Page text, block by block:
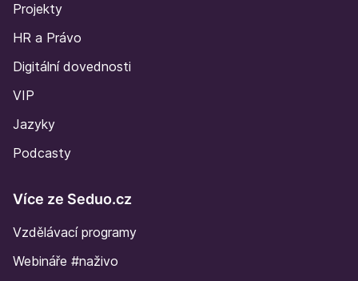
Projekty
HR a Právo
Digitální dovednosti
VIP
Jazyky
Podcasty
Více ze Seduo.cz
Vzdělávací programy
Webináře #naživo